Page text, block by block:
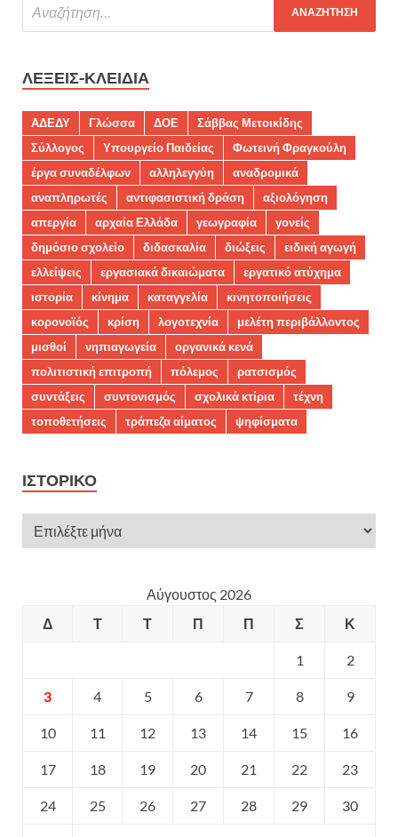
ΛΈΞΕΙΣ-ΚΛΕΙΔΙΆ
ΑΔΕΔΥ Γλώσσα ΔΟΕ
Σάββας Μετοικίδης
Σύλλογος
Υπουργείο Παιδείας
Φωτεινή Φραγκούλη
έργα συναδέλφων
αλληλεγγύη
αναδρομικά
αναπληρωτές
αντιφασιστική δράση
αξιολόγηση
απεργία
αρχαία Ελλάδα γεωγραφία
γονείς
δημόσιο σχολείο
διδασκαλία διώξεις
ειδική αγωγή
ελλείψεις
εργασιακά δικαιώματα
εργατικό ατύχημα
ιστορία
κίνημα καταγγελία
κινητοποιήσεις
κορονοϊός
κρίση λογοτεχνία
μελέτη περιβάλλοντος
μισθοί
νηπιαγωγεία
οργανικά κενά
πολιτιστική επιτροπή
πόλεμος
ρατσισμός
συντάξεις
συντονισμός σχολικά κτίρια
τέχνη
τοποθετήσεις
τράπεζα αίματος ψηφίσματα
ΙΣΤΟΡΙΚΌ
Αύγουστος 2026
Δ
Τ Τ Π Π Σ Κ
1 2
3 4 5 6 7 8 9
10 11 12 13 14 15 16
17 18 19 20 21 22 23
24 25 26 27 28 29 30